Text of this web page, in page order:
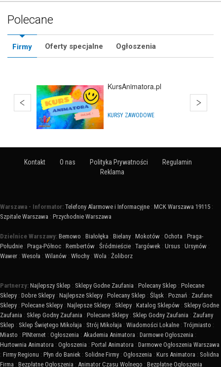
Polecane
Firmy Oferty specjalne Ogłoszenia
KursAnimatora.pl
KURSY ZAWODOWE
Kontakt O nas Polityka Prywatności
Regulamin
Reklama
Warszawa - Informator: Telefony Alarmowe i Informacyjne : MCK Warszawa 19115 :
Szpitale Warszawa : Przychodnie Warszawa
Dzielnice Warszawy: Bemowo : Białołęka : Bielany : Mokotów : Ochota : Praga-
Południe : Praga-Północ : Rembertów : Śródmieście : Targówek : Ursus : Ursynów :
Wawer : Wesoła : Wilanów : Włochy : Wola : Żoliborz
Partnerzy: Najlepszy Sklep : Sklepy Godne Zaufania : Polecany Sklep : Polecane
Sklepy : Dobre Sklepy : Najlepsze Sklepy : Polecany Sklep : Śląsk : Poznań : Zaufane
Sklepy : Polecane Sklepy : Najlepsze Sklepy : Sklepy : Katalog Sklepów : Sklepy Godne
Zaufania : Sklep Godny Zaufania : Polecane Sklepy : Sklep Godny Zaufania : Zaufany
Sklep : Sklep Świętego Mikołaja : Strój Mikołaja : Wiadomości Lokalne : Trójmiasto :
Miasto : PINternet : Ogłoszenia : Akademia Animatora : Darmowe Ogłoszenia :
Hurtownia Animatora : Ogłoszenia : Portal Animatora : Darmowe Ogłoszenia Warszawa
: Firmy Regionu : Płyn do Baniek : Solidne Firmy : Ogłoszenia : Kurs Animatora : Solidna
Firma : Bezpłatne Ogłoszenia : Animator Czasu Wolnego : Bezpłatne Ogłoszenia